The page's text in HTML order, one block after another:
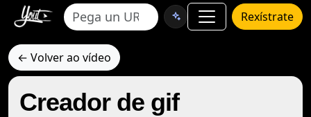
Rexístrate
← Volver ao vídeo
Creador de gif